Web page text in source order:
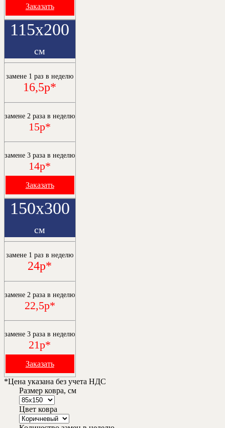
Заказать
115х200
см
замене 1 раз в неделю
16,5р*
замене 2 раза в неделю
15р*
замене 3 раза в неделю
14р*
Заказать
150х300
см
замене 1 раз в неделю
24р*
замене 2 раза в неделю
22,5р*
замене 3 раза в неделю
21р*
Заказать
*Цена указана без учета НДС
Размер ковра, см
Цвет ковра